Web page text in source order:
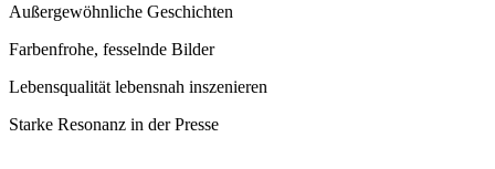
Außergewöhnliche Geschichten
Farbenfrohe, fesselnde Bilder
Lebensqualität lebensnah inszenieren
Starke Resonanz in der Presse